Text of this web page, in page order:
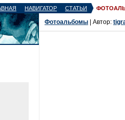
НАВИГАТОР СТАТЬИ
Фотоальбомы | Автор: